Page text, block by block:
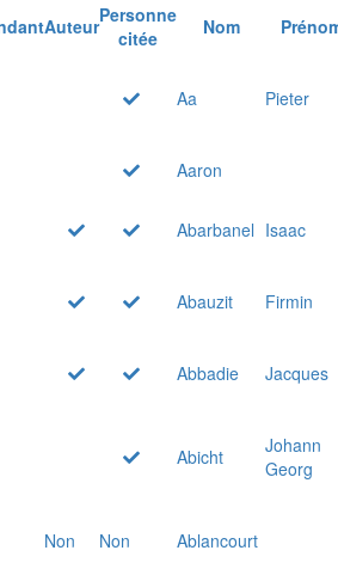
AuteurPersonne
citée
Nom
Aa Pieter
Aaron
Abarbanel Isaac
Abauzit
Firmin
Abbadie
Jacques
Abicht
Johann
Georg
Non Non
Ablancourt